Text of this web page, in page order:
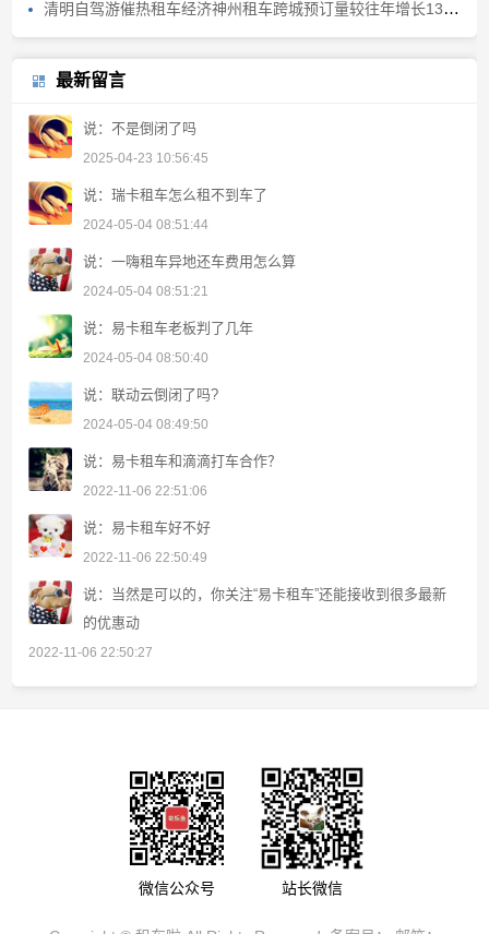
清明自驾游催热租车经济神州租车跨城预订量较往年增长130%
最新留言
说：不是倒闭了吗
2025-04-23 10:56:45
说：瑞卡租车怎么租不到车了
2024-05-04 08:51:44
说：一嗨租车异地还车费用怎么算
2024-05-04 08:51:21
说：易卡租车老板判了几年
2024-05-04 08:50:40
说：联动云倒闭了吗?
2024-05-04 08:49:50
说：易卡租车和滴滴打车合作？
2022-11-06 22:51:06
说：易卡租车好不好
2022-11-06 22:50:49
说：当然是可以的，你关注“易卡租车”还能接收到很多最新
的优惠动
2022-11-06 22:50:27
微信公众号 站长微信